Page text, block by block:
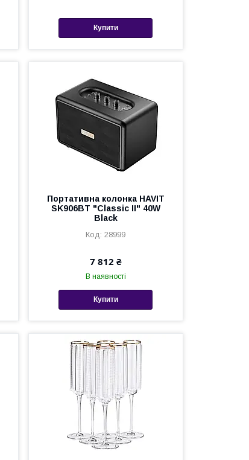
Купити
Портативна колонка HAVIT
SK906BT "Classic II" 40W
Black
28999
7 812 ₴
В наявності
Купити